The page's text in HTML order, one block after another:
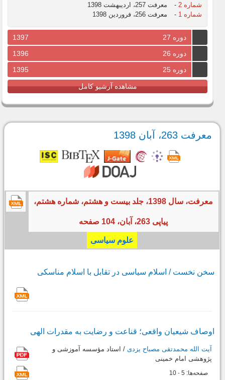
شماره 2
-
معرفت 257، اردیبهشت 1398
شماره 1
- معرفت 256، فروردین 1398
دوره 27
1397
دوره 26
1396
دوره 25
1395
مشاهده آرشیو کامل
معرفت 263، آبان 1398
معرفت، سال 1398، جلد بیست و هشتم، شماره هشتم،
پیاپی 263، آبان، 104 صفحه
علوم سیاسی
سخن نخست / اسلام سیاسی در تقابل با اسلام مناسکی
اوصاف شیعیان واقعی؛ قناعت و رضایت به مقدرات الهی
آیت الله محمدتقی مصباح یزدی / استاد مؤسسه آموزشی و
پژوهشی امام خمینی
صفحه‌ها: 5
-